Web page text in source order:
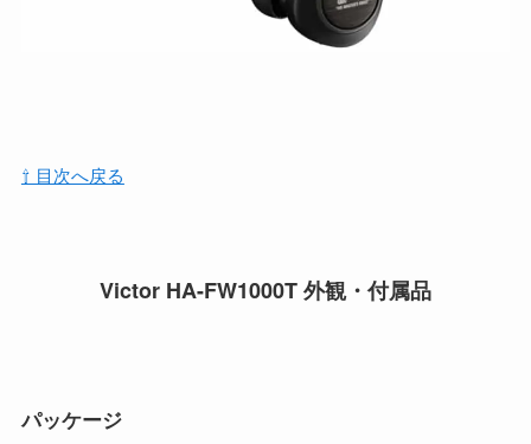
⇧ 目次へ戻る
Victor HA-FW1000T 外観・付属品
パッケージ